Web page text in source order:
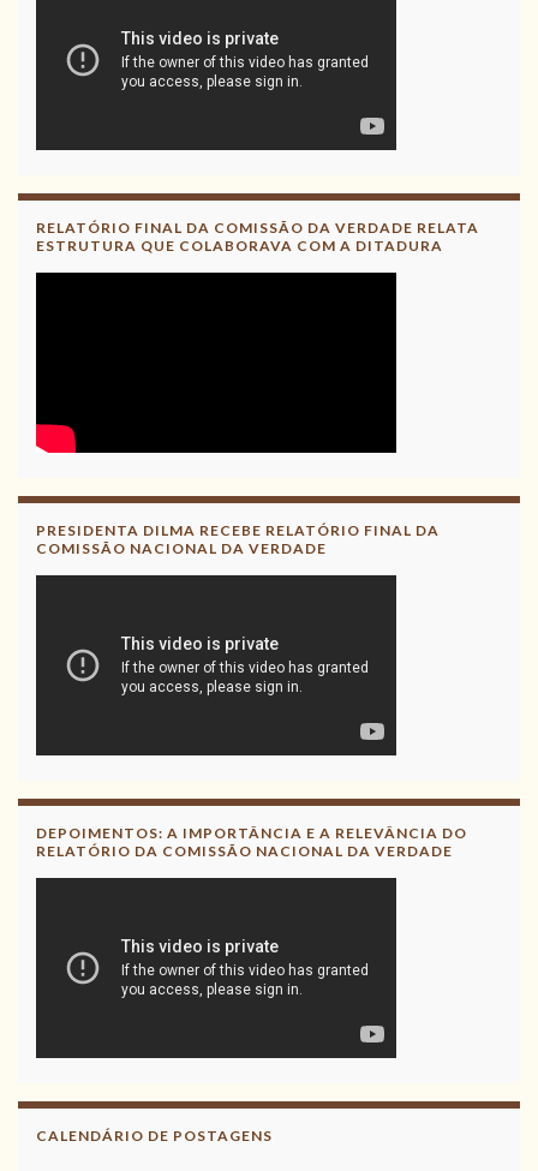
RELATÓRIO FINAL DA COMISSÃO DA VERDADE RELATA
ESTRUTURA QUE COLABORAVA COM A DITADURA
PRESIDENTA DILMA RECEBE RELATÓRIO FINAL DA
COMISSÃO NACIONAL DA VERDADE
DEPOIMENTOS: A IMPORTÂNCIA E A RELEVÂNCIA DO
RELATÓRIO DA COMISSÃO NACIONAL DA VERDADE
CALENDÁRIO DE POSTAGENS